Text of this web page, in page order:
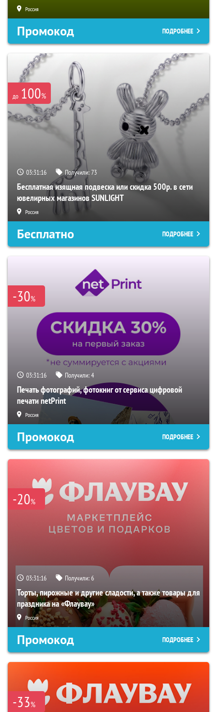
Россия
Промокод ПОДРОБНЕЕ
до 100%
03:31:15 Получили:73
Бесплатная изящная подвеска или скидка 500р. в сети
ювелирных магазинов SUNLIGHT
Россия
Бесплатно ПОДРОБНЕЕ
-30%
03:31:15 Получили:4
Печать фотографий, фотокниг от сервиса цифровой
печати netPrint
Россия
Промокод ПОДРОБНЕЕ
-20%
03:31:15 Получили:6
Торты, пирожные и другие сладости, а также товары для
праздника на «Флаувау»
Россия
Промокод ПОДРОБНЕЕ
-33%